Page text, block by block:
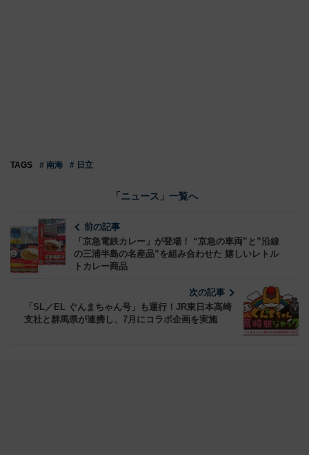
TAGS # 南海 # 日立
「ニュース」一覧へ
前の記事
「京急電鉄カレー」が登場！ “京急の車両”と”沿線
の三浦半島の名産品”を組み合わせた 嬉しいレトル
トカレー商品
次の記事
「SL／EL ぐんまちゃん号」も運行！JR東日本高崎
支社と群馬県が連携し、7月にコラボ企画を実施